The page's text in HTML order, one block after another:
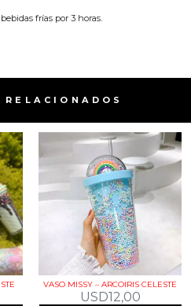
frías por 3 horas.
VASO MISSY – ARCOIRIS CELESTE
USD12,00